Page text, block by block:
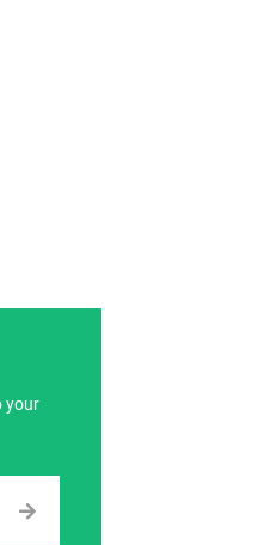
your